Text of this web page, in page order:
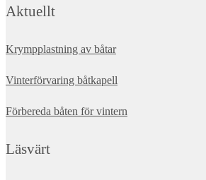
Aktuellt
Krympplastning av båtar
Vinterförvaring båtkapell
Förbereda båten för vintern
Läsvärt